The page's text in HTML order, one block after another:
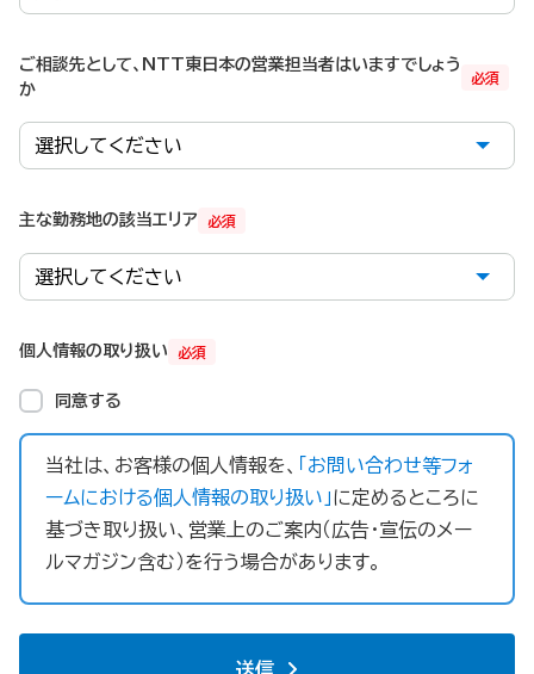
必須
ご相談先として、NTT東日本の営業担当者はいますでしょう
か
必須
主な勤務地の該当エリア
必須
個人情報の取り扱い
同意する
当社は、お客様の個人情報を、
「お問い合わせ等フォ
ームにおける個人情報の取り扱い」に定めるところに
基づき取り扱い、営業上のご案内（広告・宣伝のメー
ルマガジン含む）を行う場合があります。
送信